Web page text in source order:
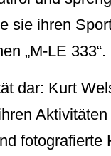
sie ihren
„M-LE 333“.
dar: Kurt
fotografierte